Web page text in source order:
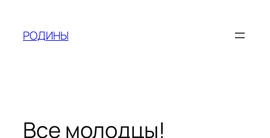
content
РОДИНЫ
Все молодцы!